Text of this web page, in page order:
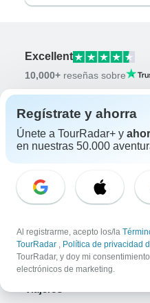
Excellent
10,000+ reseñas sobre
Asociado a
Quiénes somos
Empleo
¡Presenta tu
Regístrate y ahorra
Únete a TourRadar+ y
en nuestras 50.000
Al registrarme, acepto los/la
TourRadar , Política de privacidad
TourRadar, y doy mi
electrónicos de marketing.